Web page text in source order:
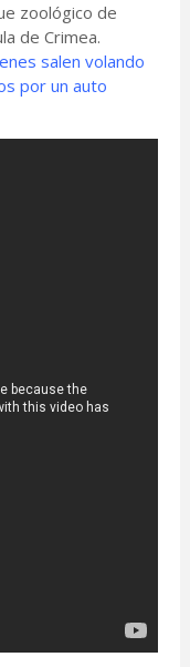
zoológico de
de Crimea.
salen volando
por un auto